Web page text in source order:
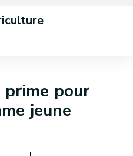
prime pour
jeune